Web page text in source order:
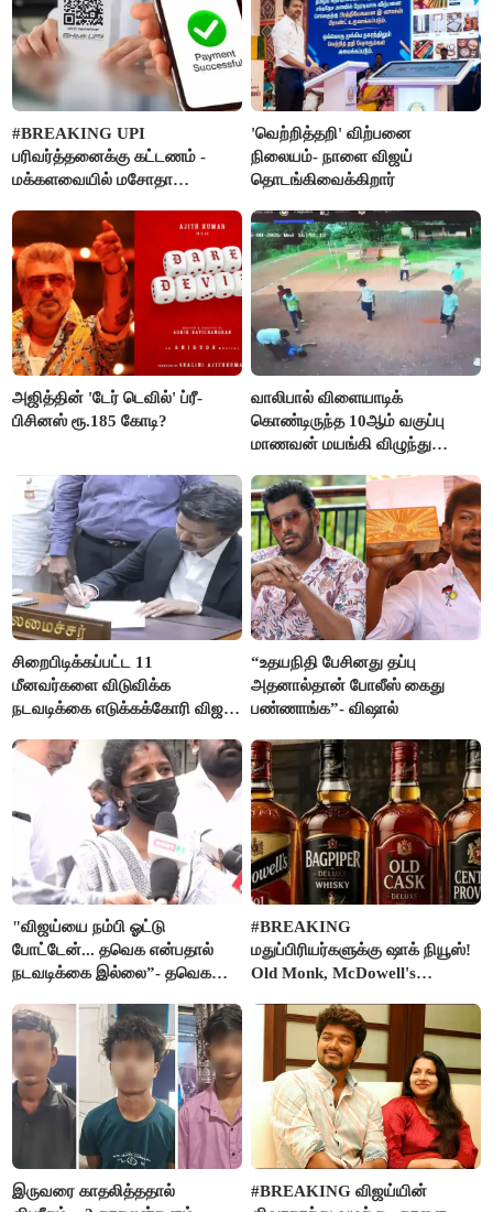
#BREAKING UPI
பரிவர்த்தனைக்கு கட்டணம் -
மக்களவையில் மசோதா
'வெற்றித்தறி' விற்பனை
நிலையம்- நாளை விஜய்
தொடங்கிவைக்கிறார்
அஜித்தின் 'டேர் டெவில்' ப்ரீ-
பிசினஸ் ரூ.185 கோடி?
வாலிபால் விளையாடிக்
கொண்டிருந்த 10ஆம் வகுப்பு
மாணவன் மயங்கி விழுந்து
சிறைபிடிக்கப்பட்ட 11
மீனவர்களை விடுவிக்க
நடவடிக்கை எடுக்கக்கோரி விஜய்
“உதயநிதி பேசினது தப்பு
அதனால்தான் போலீஸ் கைது
பண்ணாங்க”- விஷால்
"விஜய்யை நம்பி ஓட்டு
போட்டேன்... தவெக என்பதால்
நடவடிக்கை இல்லை”- தவெக
கதறல்
#BREAKING
மதுப்பிரியர்களுக்கு ஷாக் நியூஸ்!
Old Monk, McDowell's
FSSAI தடை
இருவரை காதலித்ததால்
#BREAKING விஜய்யின்